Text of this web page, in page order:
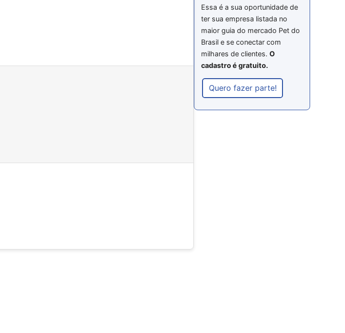
Essa é a sua oportunidade de
ter sua empresa listada no
maior guia do mercado Pet do
Brasil e se conectar com
milhares de clientes.O
cadastro é gratuito.
Quero fazer parte!